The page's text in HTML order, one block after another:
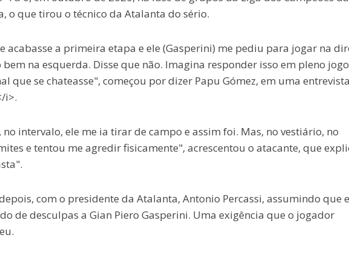
o que tirou o técnico da Atalanta do sério.
acabasse a primeira etapa e ele (Gasperini) me pediu para jogar na
na esquerda. Disse que não. Imagina responder isso em pleno
que se chateasse", começou por dizer Papu Gómez, em uma
i>.
intervalo, ele me ia tirar de campo e assim foi. Mas, no vestiário, no
e tentou me agredir fisicamente", acrescentou o atacante, que
com o presidente da Atalanta, Antonio Percassi, assumindo que
de desculpas a Gian Piero Gasperini. Uma exigência que o jogador